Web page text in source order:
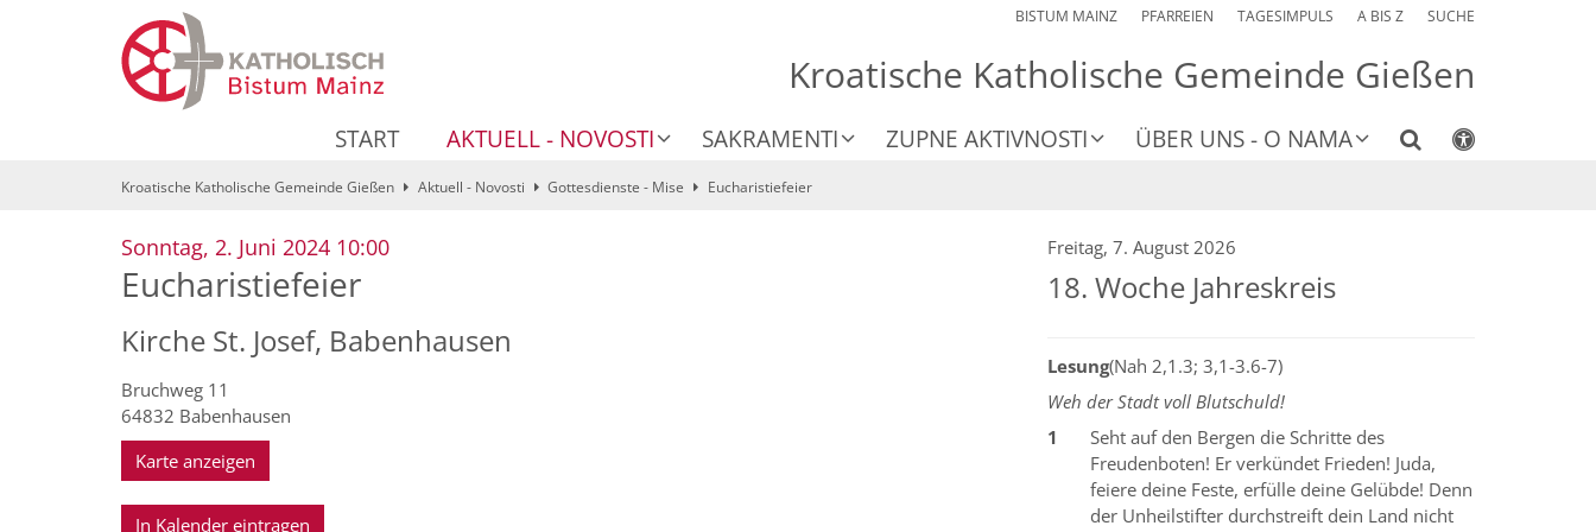
BISTUM MAINZ PFARREIEN TAGESIMPULS A BIS Z SUCHE
Kroatische Katholische Gemeinde Gießen
START AKTUELL - NOVOSTI SAKRAMENTI ZUPNE AKTIVNOSTI ÜBER UNS - O NAMA
Kroatische Katholische Gemeinde Gießen Aktuell - Novosti Gottesdienste - Mise Eucharistiefeier
Sonntag, 2. Juni 2024 10:00:
Eucharistiefeier
Kirche St. Josef, Babenhausen
Bruchweg 11
64832 Babenhausen
Karte anzeigen
In Kalender eintragen
Freitag, 7. August 2026
18. Woche Jahreskreis
Lesung(Nah 2,1.3; 3,1-3.6-7)
Weh der Stadt voll Blutschuld!
1
Seht auf den Bergen die Schritte des
Freudenboten! Er verkündet Frieden! Juda,
feiere deine Feste, erfülle deine Gelübde! Denn
der Unheilstifter durchstreift dein Land nicht